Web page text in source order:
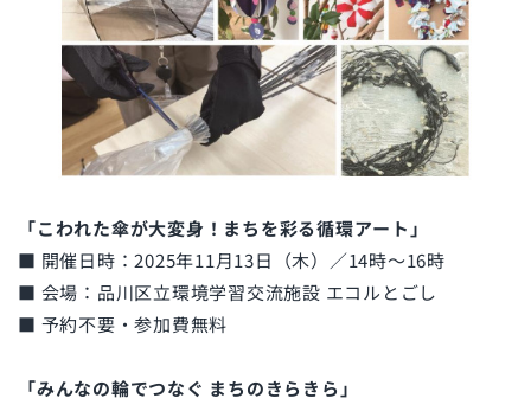
「こわれた傘が大変身！まちを彩る循環アート」
■ 開催日時：2025年11月13日（木）／14時〜16時
■ 会場：品川区立環境学習交流施設 エコルとごし
■ 予約不要・参加費無料
「みんなの輪でつなぐ まちのきらきら」